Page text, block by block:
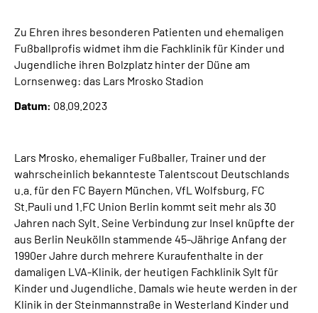
Karriere
Über uns
Inhalte in Gebärdensprache (DGS)
Leichte Sprache
Suche
Mein Kundenportal
Zu Ehren ihres besonderen Patienten und ehemaligen
Fußballprofis widmet ihm die Fachklinik für Kinder und
Jugendliche ihren Bolzplatz hinter der Düne am
Lornsenweg: das Lars Mrosko Stadion
Datum: 08.09.2023
Lars Mrosko, ehemaliger Fußballer, Trainer und der
wahrscheinlich bekannteste Talentscout Deutschlands
u.a. für den FC Bayern München, VfL Wolfsburg, FC
St.Pauli und 1.FC Union Berlin kommt seit mehr als 30
Jahren nach Sylt. Seine Verbindung zur Insel knüpfte der
aus Berlin Neukölln stammende 45-Jährige Anfang der
1990er Jahre durch mehrere Kuraufenthalte in der
damaligen LVA-Klinik, der heutigen Fachklinik Sylt für
Kinder und Jugendliche. Damals wie heute werden in der
Klinik in der Steinmannstraße in Westerland Kinder und